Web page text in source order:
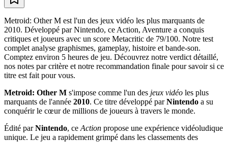
Metroid: Other M est l'un des jeux vidéo les plus marquants de
2010. Développé par Nintendo, ce Action, Aventure a conquis
critiques et joueurs avec un score Metacritic de 79/100. Notre test
complet analyse graphismes, gameplay, histoire et bande-son.
Comptez environ 5 heures de jeu. Découvrez notre verdict détaillé,
nos notes par critère et notre recommandation finale pour savoir si ce
titre est fait pour vous.
Metroid: Other M s'impose comme l'un des jeux vidéo les plus
marquants de l'année 2010. Ce titre développé parNintendo a su
conquérir le cœur de millions de joueurs à travers le monde.
Édité parNintendo, ce Action propose une expérience vidéoludique
unique. Le jeu a rapidement grimpé dans les classements des